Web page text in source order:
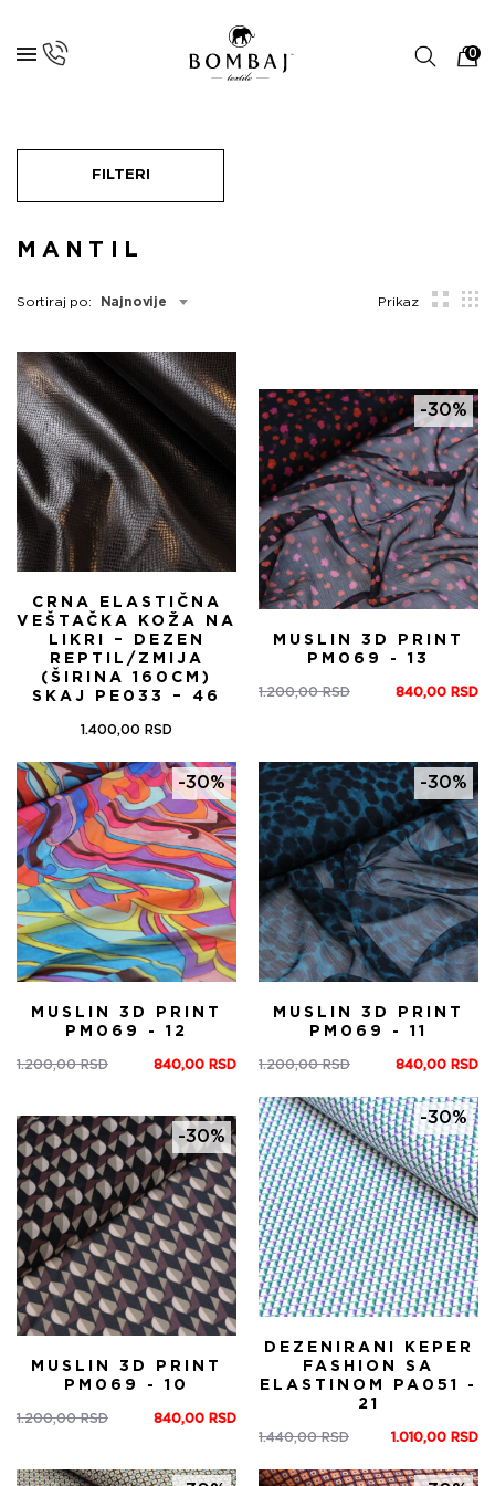
0
FILTERI
MANTIL
Sortiraj po: Najnovije Prikaz
CRNA ELASTIČNA
VEŠTAČKA KOŽA NA
LIKRI – DEZEN
REPTIL/ZMIJA
(ŠIRINA 160CM)
SKAJ PE033 – 46
1.400,00 RSD
-30%
MUSLIN 3D PRINT
PM069 - 13
1.200,00RSD
Оригинална
била:
1.200,00 RSD.
840,00 RSD
Тренутна
840,00 RSD.
-30%
MUSLIN 3D PRINT
PM069 - 12
1.200,00RSD
Оригинална
је
била:
1.200,00 RSD.
840,00 RSD
Тренутна
је:
840,00 RSD.
-30%
MUSLIN 3D PRINT
PM069 - 11
1.200,00RSD
Оригинална
цена
је
била:
1.200,00 RSD.
840,00 RSD
Тренутна
цена
је:
840,00 RSD.
-30%
MUSLIN 3D PRINT
PM069 - 10
1.200,00RSD
Оригинална
је
840,00 RSD
Тренутна
је:
-30%
DEZENIRANI KEPER
FASHION SA
ELASTINOM PA051 -
21
1.440,00RSD
Оригинална
цена
1.010,00 RSD
Тренутна
цена